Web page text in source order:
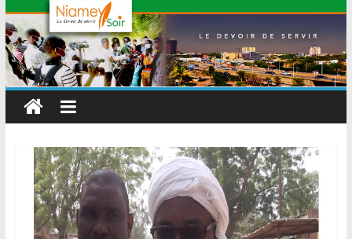
son homologue du Burkina Faso et délégation du Kawar.
BANQUE MONDIALE : L’IA offre un levier vital aux économies
en développement en panne de croissance (Communiqué)
AES : Le Chef de l’Etat a reçu en audience à Maradi les
ministres en charge de l’Environnement du Burkina Faso et du
Mali.
MARADI : Le Président de la République, Chef de l’État, S.E le
pour la célébration de la 3ᵉ édition de la Journée Nationale de
l’Arbre (JNA).